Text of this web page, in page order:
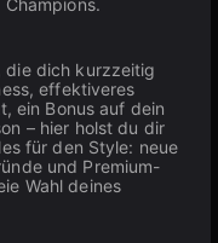
die dich kurzzeitig
effektiveres
ein Bonus auf dein
– hier holst du dir
für den Style: neue
und Premium-
Wahl deines